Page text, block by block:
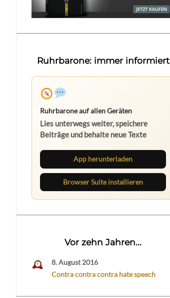
Ruhrbarone: immer informiert
Ruhrbarone auf allen Geräten
Lies unterwegs weiter, speichere
Beiträge und behalte neue Texte
App herunterladen
Browser Suite installieren
Vor zehn Jahren...
8. August 2016
Contra contra contra hate speech